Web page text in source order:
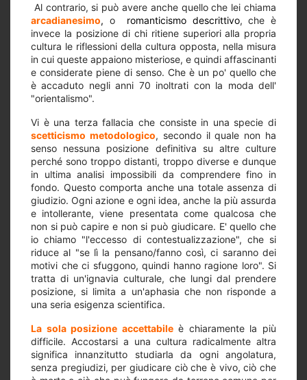
Al contrario, si può avere anche quello che lei chiama
arcadianesimo, o romanticismo descrittivo, che è
invece la posizione di chi ritiene superiori alla propria
cultura le riflessioni della cultura opposta, nella misura
in cui queste appaiono misteriose, e quindi affascinanti
e considerate piene di senso. Che è un po' quello che
è accaduto negli anni 70 inoltrati con la moda dell'
"orientalismo".
Vi è una terza fallacia che consiste in una specie di
scetticismo metodologico, secondo il quale non ha
senso nessuna posizione definitiva su altre culture
perché sono troppo distanti, troppo diverse e dunque
in ultima analisi impossibili da comprendere fino in
fondo. Questo comporta anche una totale assenza di
giudizio. Ogni azione e ogni idea, anche la più assurda
e intollerante, viene presentata come qualcosa che
non si può capire e non si può giudicare. E' quello che
io chiamo "l'eccesso di contestualizzazione", che si
riduce al "se lì la pensano/fanno così, ci saranno dei
motivi che ci sfuggono, quindi hanno ragione loro". Si
tratta di un'ignavia culturale, che lungi dal prendere
posizione, si limita a un'aphasia che non risponde a
una seria esigenza scientifica.
La sola posizione accettabileè chiaramente la più
difficile. Accostarsi a una cultura radicalmente altra
significa innanzitutto studiarla da ogni angolatura,
senza pregiudizi, per giudicare ciò che è vivo, ciò che